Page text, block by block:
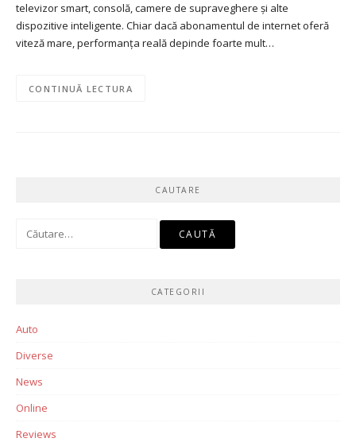
televizor smart, consolă, camere de supraveghere și alte
dispozitive inteligente. Chiar dacă abonamentul de internet oferă
viteză mare, performanța reală depinde foarte mult…
CONTINUĂ LECTURA
CAUTARE
Caută
CATEGORII
Auto
Diverse
News
Online
Reviews